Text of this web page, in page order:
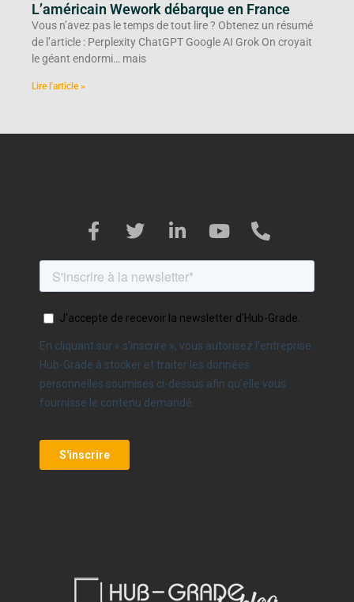
L’américain Wework débarque en France
Vous n’avez pas le temps de tout lire ? Obtenez un résumé
de l’article : Perplexity ChatGPT Google AI Grok On croyait
le géant endormi… mais
Lire l'article »